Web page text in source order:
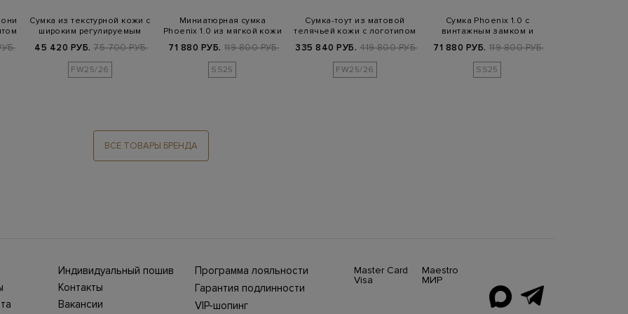
Сумка из текстурной кожи с
широким регулируемым
ремнем
45 420 РУБ. 75 700 РУБ.
FW25/26
Миниатюрная сумка
Phoenix 1.0 из мягкой кожи
с замком…
71 880 РУБ. 119 800 РУБ.
SS25
Сумка-тоут из матовой
телячьей кожи с логотипом
335 840 РУБ. 419 800 РУБ.
FW25/26
Сумка Phoenix 1.0 с
винтажным замком и
съемным ремешко…
71 880 РУБ. 119 800 РУБ.
SS25
ВСЕ ТОВАРЫ БРЕНДА
Индивидуальный пошив
Ежегодно в бутики
Stefano Ricci, Brioni,
Canali приезжают
представители Домов
Контакты
Большая Покровская,
Вакансии
Программа лояльности
Гарантия подлинности
VIP-шопинг
Master Card
Visa
Maestro
МИР